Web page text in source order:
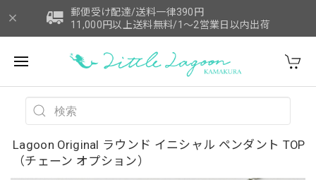
郵便受け配達/送料一律390円
11,000円以上送料無料/1～2営業日以内出荷
Lagoon Original ラウンド イニシャル ペンダント TOP
（チェーン オプション）